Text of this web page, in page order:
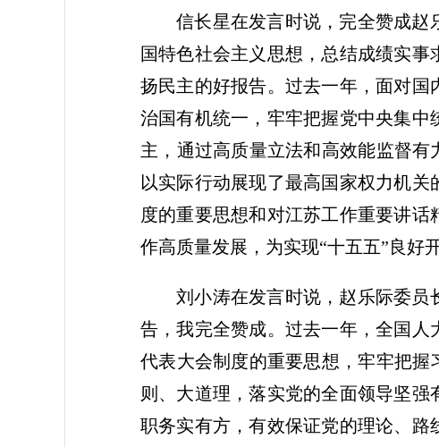
信长星在发言时说，完全赞成赵
国特色社会主义思想，总结成绩实
扬民主的好报告。过去一年，面对
治国有机统一，牢牢把握党中央集
主，通过高质量立法和高效能监督有
以实际行动展现了最高国家权力机
度的重要思想和对江苏工作重要讲
作高质量发展，为实现“十五五”良好
刘小涛在发言时说，赵乐际委员
告，我完全赞成。过去一年，全国
代表大会制度的重要思想，牢牢把
则、大道理，落实党的全面领导坚
职务实有方，有效保证党的理论、